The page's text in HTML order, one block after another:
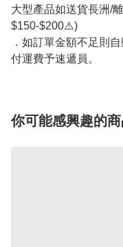
大型產品如送貨長洲/
$150-$200⚠️)
．如訂單金額不足則
付運費予速遞員。
你可能感興趣的